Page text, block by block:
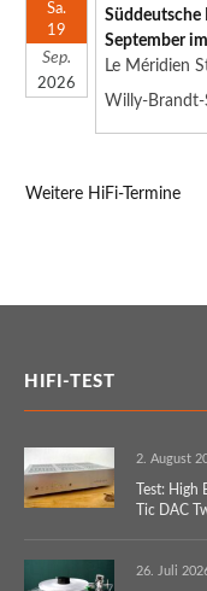
Sa.
19
Sep.
2026
Süddeutsche
September
Le Méridien
Willy-
Weitere HiFi-Termine
HIFI-TEST
2. August
Test:
Tic DAC
26. Juli